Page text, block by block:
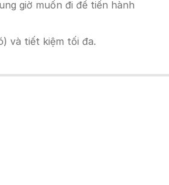
giờ muốn đi để tiến hành
và tiết kiệm tối đa.